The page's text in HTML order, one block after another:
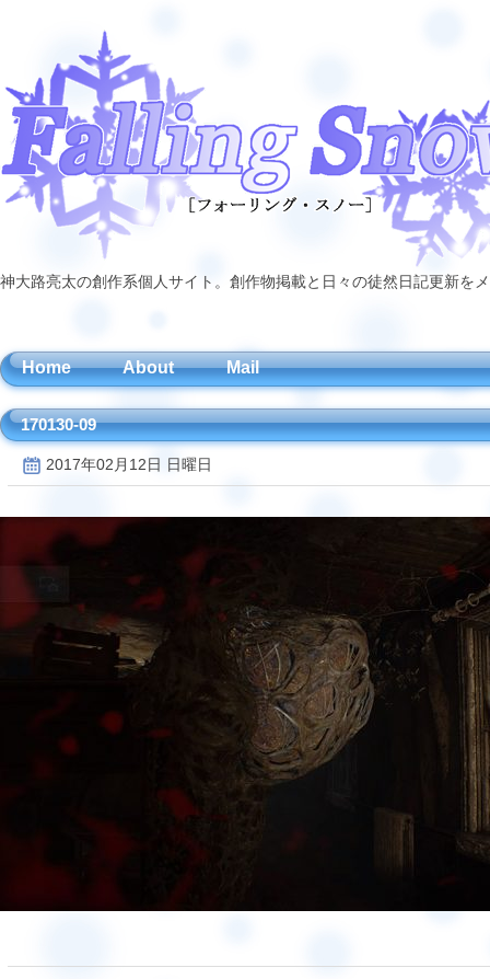
神大路亮太の創作系個人サイト。創作物掲載と日々の徒然日記更新
Home About Mail
170130-09
2017年02月12日 日曜日